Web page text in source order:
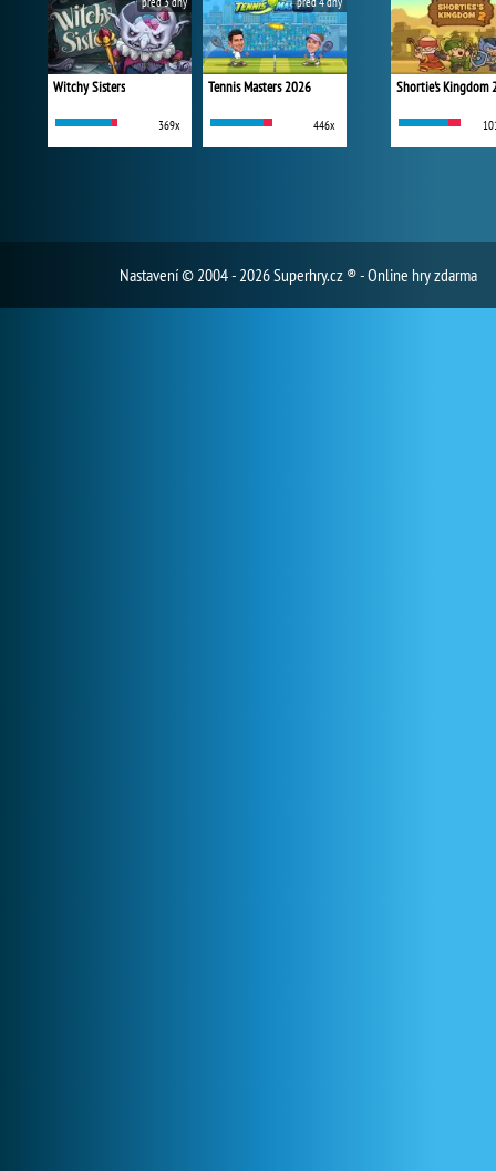
Witchy Sisters
369x
Tennis Masters 2026
446x
Shortie's Kingdom
Nastavení© 2004 - 2026 Superhry.cz ® - Online hry zdarma